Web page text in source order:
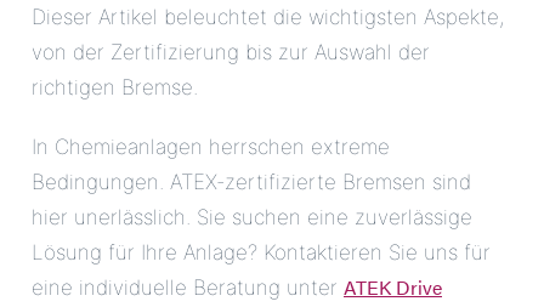
Dieser Artikel beleuchtet die wichtigsten Aspekte,
von der Zertifizierung bis zur Auswahl der
richtigen Bremse.
In Chemieanlagen herrschen extreme
Bedingungen. ATEX-zertifizierte Bremsen sind
hier unerlässlich. Sie suchen eine zuverlässige
Lösung für Ihre Anlage? Kontaktieren Sie uns für
eine individuelle Beratung unter ATEK Drive